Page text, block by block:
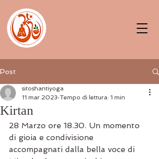
Post
Kirtan
sitoshantiyoga
11 mar 2023 Tempo di lettura: 1 min
28 Marzo ore 18.30. Un momento
di gioia e condivisione
accompagnati dalla bella voce di